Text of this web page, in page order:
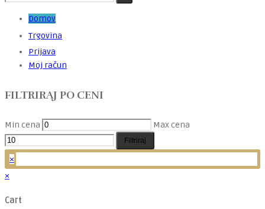
Domov
Trgovina
Prijava
Moj račun
FILTRIRAJ PO CENI
Min cena Max cena
Filtriraj
×
×
Cart